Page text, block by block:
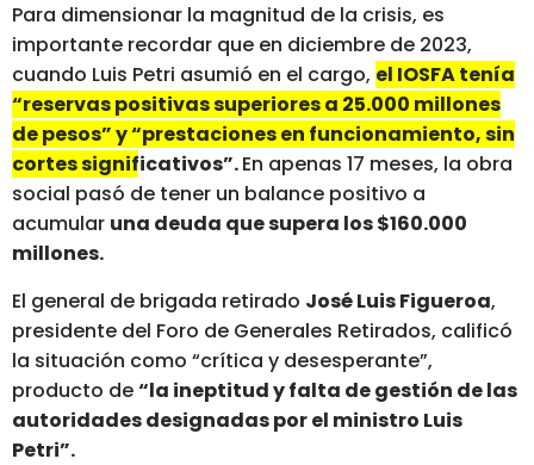
Para dimensionar la magnitud de la crisis, es
importante recordar que en diciembre de 2023,
cuando Luis Petri asumió en el cargo, el IOSFA tenía
“reservas positivas superiores a 25.000 millones
de pesos” y “prestaciones en funcionamiento, sin
cortes significativos”.En apenas 17 meses, la obra
social pasó de tener un balance positivo a
acumular una deuda que supera los $160.000
millones.
El general de brigada retirado José Luis Figueroa,
presidente del Foro de Generales Retirados, calificó
la situación como “crítica y desesperante”,
producto de“la ineptitud y falta de gestión de las
autoridades designadas por el ministro Luis
Petri”.